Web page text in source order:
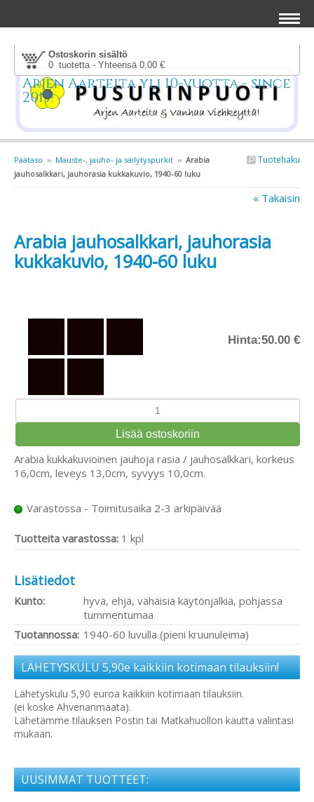
Ostoskorin sisältö
0 tuotetta - Yhteensä 0.00 €
Arjen Aarteita yli 10-vuotta - since
2013!
Tuotehaku
Päätaso ›› Mauste-, jauho- ja säilytyspurkit ›› Arabia
jauhosalkkari, jauhorasia kukkakuvio, 1940-60 luku
« Takaisin
Arabia jauhosalkkari, jauhorasia
kukkakuvio, 1940-60 luku
Hinta:50.00 €
Arabia kukkakuvioinen jauhoja rasia / jauhosalkkari, korkeus
16,0cm, leveys 13,0cm, syvyys 10,0cm.
Varastossa - Toimitusaika 2-3 arkipäivää
Tuotteita varastossa: 1 kpl
Lisätiedot
Kunto:
hyvä, ehjä, vähäisiä käytönjälkiä, pohjassa
tummentumaa
Tuotannossa: 1940-60 luvulla (pieni kruunuleima)
LÄHETYSKULU 5,90e kaikkiin kotimaan tilauksiin!
Lähetyskulu 5,90 euroa kaikkiin kotimaan tilauksiin.
(ei koske Ahvenanmaata).
Lähetämme tilauksen Postin tai Matkahuollon kautta valintasi
mukaan.
UUSIMMAT TUOTTEET: